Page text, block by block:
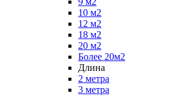
10 м2
12 м2
18 м2
20 м2
Более 20м2
Длина
2 метра
3 метра